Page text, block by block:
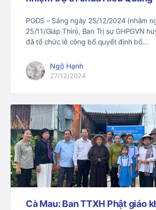
PGĐS – Sáng ngày 25/12/2024 (nhằm
25/11/Giáp Thìn), Ban Trị sự GHPGVN
đã tổ chức lễ công bố quyết định bổ…
Ngộ Hạnh
27/12/2024
Cà Mau: Ban TTXH Phật giáo